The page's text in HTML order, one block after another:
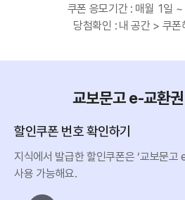
쿠폰 응모기간 : 매월 1일
당첨확인 : 내 공간 > 쿠폰
교보문고 e-교환
할인쿠폰 번호 확인하기
지식에서 발급한 할인쿠폰은 ‘교보문고
사용 가능해요.